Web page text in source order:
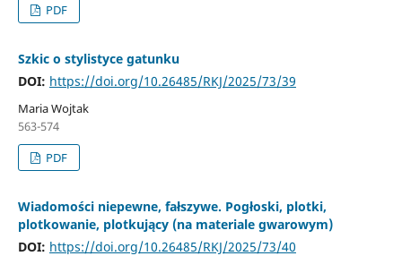
PDF
Szkic o stylistyce gatunku
DOI: https://doi.org/10.26485/RKJ/2025/73/39
Maria Wojtak
563-574
PDF
Wiadomości niepewne, fałszywe. Pogłoski, plotki,
plotkowanie, plotkujący (na materiale gwarowym)
DOI: https://doi.org/10.26485/RKJ/2025/73/40